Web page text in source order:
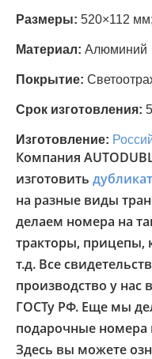
Размеры: 520×112 мм;
Материал: Алюминий
Покрытие:
Срок изготовления:
Изготовление:
Компания
изготовить
на разные виды
делаем номера на
тракторы,
т.д. Все
производство у нас
ГОСТу РФ. Еще мы
подарочные номера
Здесь вы можете